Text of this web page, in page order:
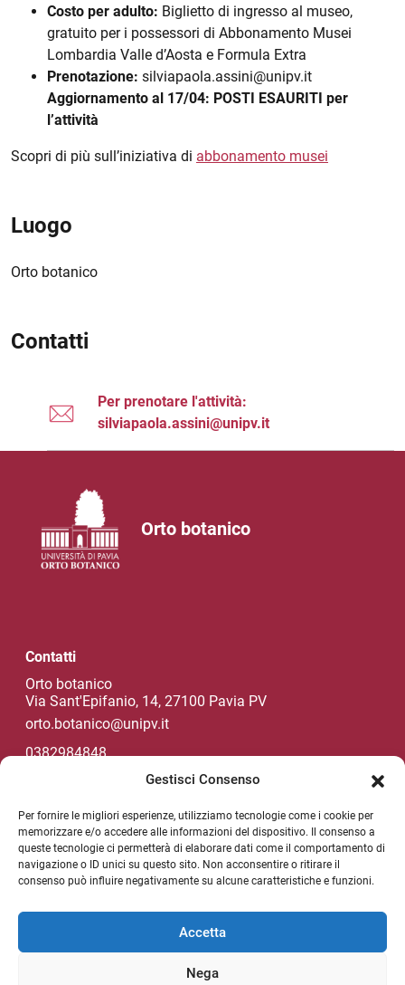
Gestisci Consenso
Per fornire le migliori esperienze, utilizziamo tecnologie come i cookie per
memorizzare e/o accedere alle informazioni del dispositivo. Il consenso a
queste tecnologie ci permetterà di elaborare dati come il comportamento di
navigazione o ID unici su questo sito. Non acconsentire o ritirare il
consenso può influire negativamente su alcune caratteristiche e funzioni.
Accetta
Nega
Costo per adulto: Biglietto di ingresso al museo,
gratuito per i possessori di Abbonamento Musei
Lombardia Valle d’Aosta e Formula Extra
Prenotazione: silviapaola.assini@unipv.it
Aggiornamento al 17/04: POSTI ESAURITI per
l’attività
Scopri di più sull’iniziativa di abbonamento musei
Luogo
Orto botanico
Contatti
Per prenotare l'attività:
silviapaola.assini@unipv.it
Orto botanico
Contatti
Orto botanico
Via Sant'Epifanio, 14, 27100 Pavia PV
orto.botanico@unipv.it
0382984848
Social di Ateneo
Sezione Link Utili
Privacy policy